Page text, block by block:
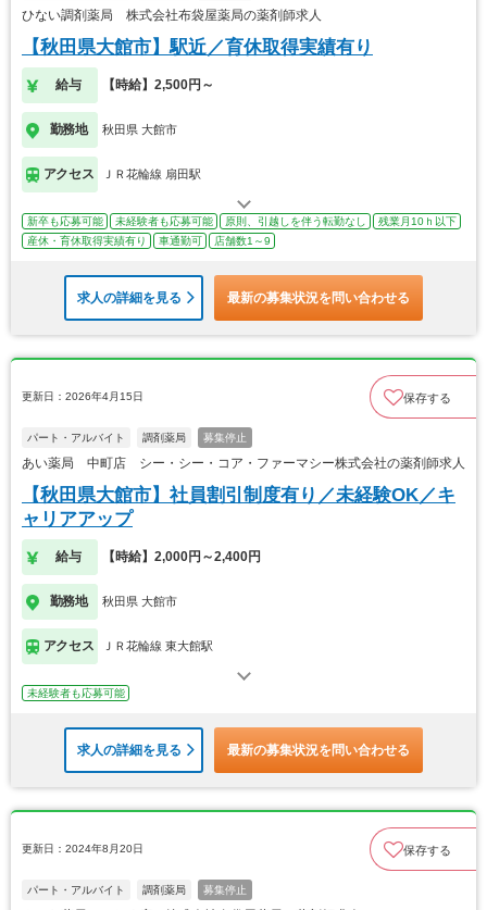
ひない調剤薬局 株式会社布袋屋薬局の薬剤師求人
【秋田県大館市】駅近／育休取得実績有り
給与 【時給】2,500円～
勤務地 秋田県 大館市
アクセス ＪＲ花輪線 扇田駅
新卒も応募可能 未経験者も応募可能 原則、引越しを伴う転勤なし
残業月10ｈ以下
産休・育休取得実績有り
車通勤可 店舗数1～9
求人の詳細を見る 最新の募集状況を問い合わせる
更新日：2026年4月15日 保存する
パート・アルバイト 調剤薬局 募集停止
あい薬局 中町店 シー・シー・コア・ファーマシー株式会社の薬剤師求人
【秋田県大館市】社員割引制度有り／未経験OK／キ
ャリアアップ
給与 【時給】2,000円～2,400円
勤務地 秋田県 大館市
アクセス ＪＲ花輪線 東大館駅
未経験者も応募可能
求人の詳細を見る 最新の募集状況を問い合わせる
更新日：2024年8月20日 保存する
パート・アルバイト 調剤薬局 募集停止